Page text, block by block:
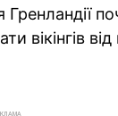
вікінгів